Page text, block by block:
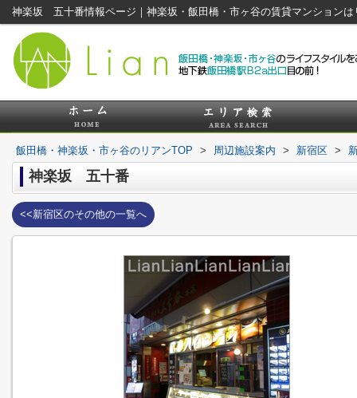
神楽坂 五十番情報ページ｜神楽坂・飯田橋・市ヶ谷の賃貸マンションは
飯田橋・神楽坂・市ヶ谷のリアンTOP > 周辺施設案内 > 新宿区 >
神楽坂 五十番
<<新宿区のその他の一覧へ